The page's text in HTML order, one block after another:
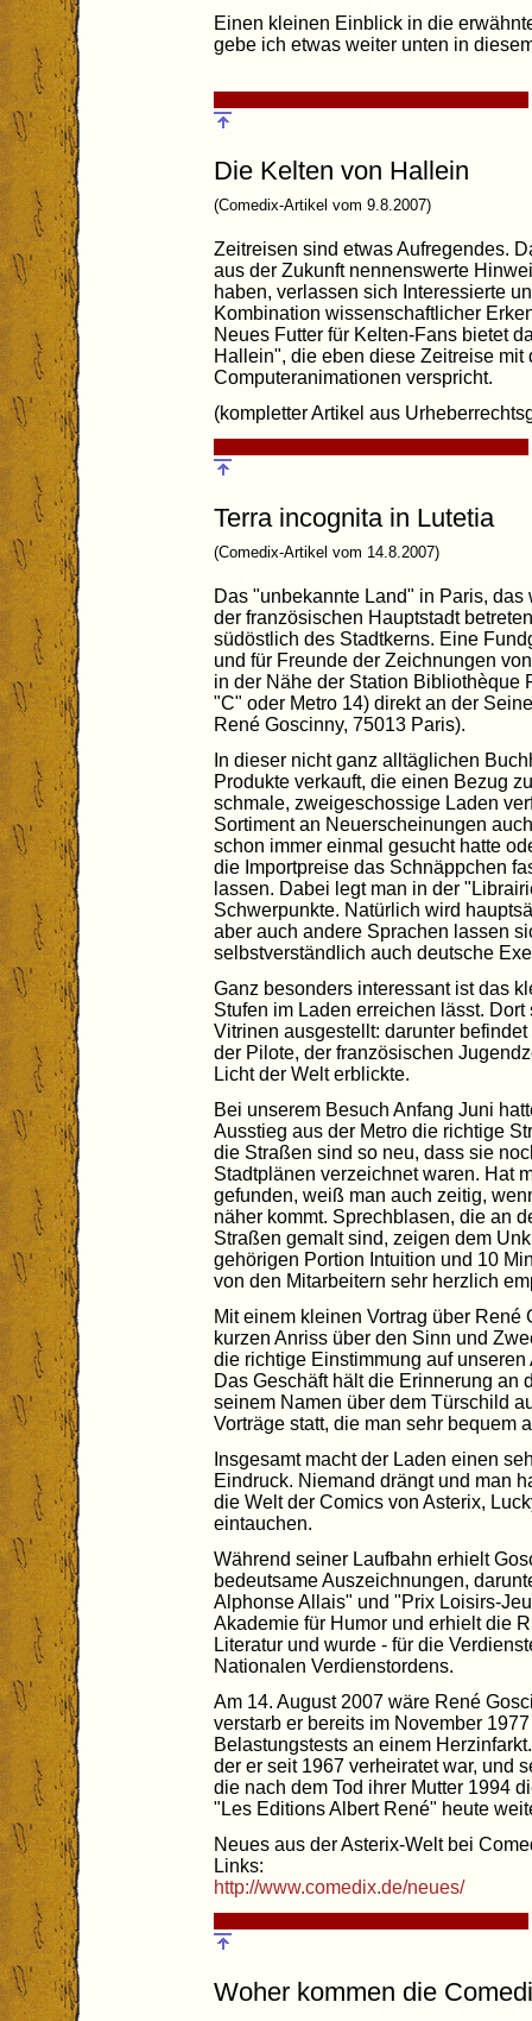
Einen kleinen Einblick in die
gebe ich etwas weiter unten in
Die Kelten von Hallein
(Comedix-Artikel vom 9.8.2007)
Zeitreisen sind etwas Aufregendes.
aus der Zukunft nennenswerte
haben, verlassen sich Interessierte
Kombination wissenschaftlicher
Neues Futter für Kelten-Fans bietet
Hallein", die eben diese Zeitreise mit
Computeranimationen verspricht.
(kompletter Artikel aus
Terra incognita in Lutetia
(Comedix-Artikel vom 14.8.2007)
Das "unbekannte Land" in Paris,
der französischen Hauptstadt
südöstlich des Stadtkerns. Eine
und für Freunde der Zeichnungen
in der Nähe der Station Bibliothèque
"C" oder Metro 14) direkt an der
René Goscinny, 75013 Paris).
In dieser nicht ganz alltäglichen
Produkte verkauft, die einen Bezug
schmale, zweigeschossige Laden
Sortiment an Neuerscheinungen
schon immer einmal gesucht hatte
die Importpreise das Schnäppchen
lassen. Dabei legt man in der
Schwerpunkte. Natürlich wird
aber auch andere Sprachen lassen
selbstverständlich auch deutsche
Ganz besonders interessant ist das
Stufen im Laden erreichen lässt.
Vitrinen ausgestellt: darunter
der Pilote, der französischen
Licht der Welt erblickte.
Bei unserem Besuch Anfang Juni
Ausstieg aus der Metro die richtige
die Straßen sind so neu, dass sie
Stadtplänen verzeichnet waren. Hat
gefunden, weiß man auch zeitig,
näher kommt. Sprechblasen, die an
Straßen gemalt sind, zeigen dem
gehörigen Portion Intuition und 10
von den Mitarbeitern sehr herzlich
Mit einem kleinen Vortrag über René
kurzen Anriss über den Sinn und
die richtige Einstimmung auf
Das Geschäft hält die Erinnerung an
seinem Namen über dem Türschild
Vorträge statt, die man sehr bequem
Insgesamt macht der Laden einen
Eindruck. Niemand drängt und man
die Welt der Comics von Asterix,
eintauchen.
Während seiner Laufbahn erhielt
bedeutsame Auszeichnungen,
Alphonse Allais" und "Prix Loisirs-
Akademie für Humor und erhielt die
Literatur und wurde - für die
Nationalen Verdienstordens.
Am 14. August 2007 wäre René
verstarb er bereits im November
Belastungstests an einem
der er seit 1967 verheiratet war, und
die nach dem Tod ihrer Mutter 1994
"Les Editions Albert René" heute
Neues aus der Asterix-Welt bei
Links:
http://www.comedix.de/neues/
Woher kommen die